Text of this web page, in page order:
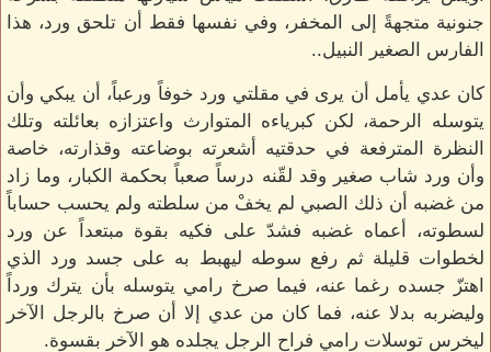
جنونية متجهةً إلى المخفر، وفي نفسها فقط أن تلحق ورد، هذا
الفارس الصغير النبيل..
كان عدي يأمل أن يرى في مقلتي ورد خوفاً ورعباً، أن يبكي وأن
يتوسله الرحمة، لكن كبرياءه المتوارث واعتزازه بعائلته وتلك
النظرة المترفعة في حدقتيه أشعرته بوضاعته وقذارته، خاصة
وأن ورد شاب صغير وقد لقّنه درساً صعباً بحكمة الكبار، وما زاد
من غضبه أن ذلك الصبي لم يخفْ من سلطته ولم يحسب حساباً
لسطوته، أعماه غضبه فشدّ على فكيه بقوة مبتعداً عن ورد
لخطوات قليلة ثم رفع سوطه ليهبط به على جسد ورد الذي
اهتزّ جسده رغما عنه، فيما صرخ رامي يتوسله بأن يترك ورداً
وليضربه بدلا عنه، فما كان من عدي إلا أن صرخ بالرجل الآخر
ليخرس توسلات رامي فراح الرجل يجلده هو الآخر بقسوة.